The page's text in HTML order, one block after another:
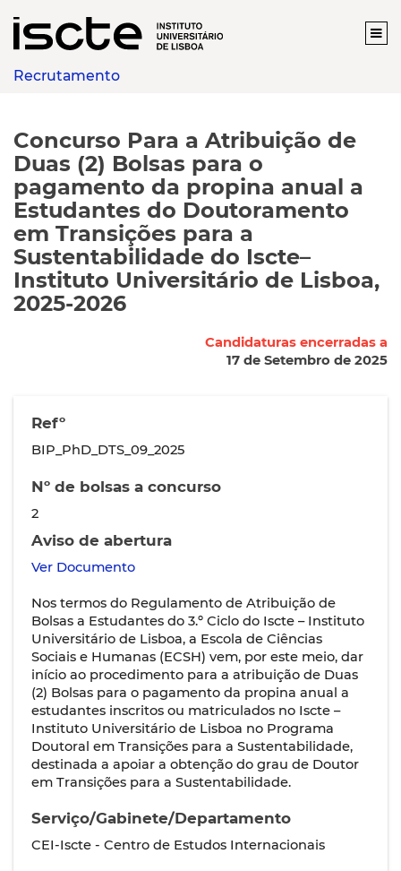
Recrutamento
Concurso Para a Atribuição de
Duas (2) Bolsas para o
pagamento da propina anual a
Estudantes do Doutoramento
em Transições para a
Sustentabilidade do Iscte–
Instituto Universitário de Lisboa,
2025-2026
Candidaturas encerradas a
17 de Setembro de 2025
Refº
BIP_PhD_DTS_09_2025
Nº de bolsas a concurso
2
Aviso de abertura
Ver Documento
Nos termos do Regulamento de Atribuição de
Bolsas a Estudantes do 3.º Ciclo do Iscte – Instituto
Universitário de Lisboa, a Escola de Ciências
Sociais e Humanas (ECSH) vem, por este meio, dar
início ao procedimento para a atribuição de Duas
(2) Bolsas para o pagamento da propina anual a
estudantes inscritos ou matriculados no Iscte –
Instituto Universitário de Lisboa no Programa
Doutoral em Transições para a Sustentabilidade,
destinada a apoiar a obtenção do grau de Doutor
em Transições para a Sustentabilidade.
Serviço/Gabinete/Departamento
CEI-Iscte - Centro de Estudos Internacionais